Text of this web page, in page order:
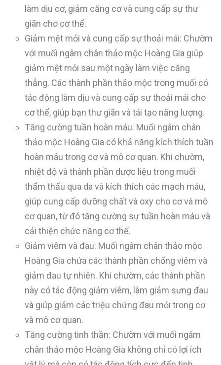
làm dịu cơ, giảm căng cơ và cung cấp sự thư
giãn cho cơ thể.
Giảm mệt mỏi và cung cấp sự thoải mái: Chườm
với muối ngâm chân thảo mộc Hoàng Gia giúp
giảm mệt mỏi sau một ngày làm việc căng
thẳng. Các thành phần thảo mộc trong muối có
tác động làm dịu và cung cấp sự thoải mái cho
cơ thể, giúp bạn thư giãn và tái tạo năng lượng.
Tăng cường tuần hoàn máu: Muối ngâm chân
thảo mộc Hoàng Gia có khả năng kích thích tuần
hoàn máu trong cơ và mô cơ quan. Khi chườm,
nhiệt độ và thành phần dược liệu trong muối
thẩm thấu qua da và kích thích các mạch máu,
giúp cung cấp dưỡng chất và oxy cho cơ và mô
cơ quan, từ đó tăng cường sự tuần hoàn máu và
cải thiện chức năng cơ thể.
Giảm viêm và đau: Muối ngâm chân thảo mộc
Hoàng Gia chứa các thành phần chống viêm và
giảm đau tự nhiên. Khi chườm, các thành phần
này có tác động giảm viêm, làm giảm sưng đau
và giúp giảm các triệu chứng đau mỏi trong cơ
và mô cơ quan.
Tăng cường tinh thần: Chườm với muối ngâm
chân thảo mộc Hoàng Gia không chỉ có lợi ích